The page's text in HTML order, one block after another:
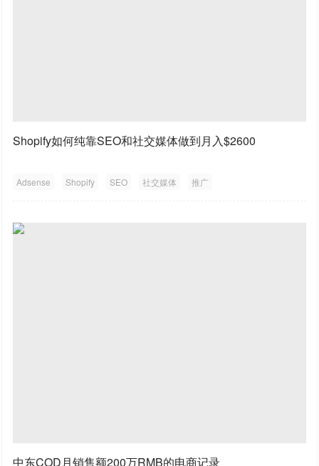
Shopify如何纯靠SEO和社交媒体做到月入$2600
Adsense Shopify SEO 社交媒体 推广
中东COD月销售额200万RMB的电商记录